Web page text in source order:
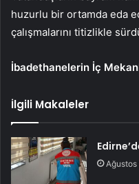
huzurlu bir ortamda eda
çalışmalarını titizlikle
İbadethanelerin İç
İlgili Makaleler